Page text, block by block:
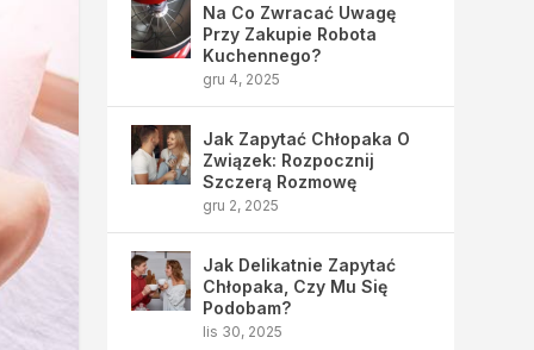
Na Co Zwracać Uwagę
Przy Zakupie Robota
Kuchennego?
gru 4, 2025
Jak Zapytać Chłopaka O
Związek: Rozpocznij
Szczerą Rozmowę
gru 2, 2025
Jak Delikatnie Zapytać
Chłopaka, Czy Mu Się
Podobam?
lis 30, 2025